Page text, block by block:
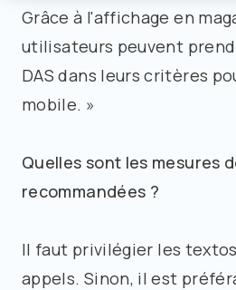
Grâce à l'affichage en
utilisateurs peuvent
DAS dans leurs critères
mobile. »
Quelles sont les mesures
recommandées ?
Il faut privilégier les
appels. Sinon, il est